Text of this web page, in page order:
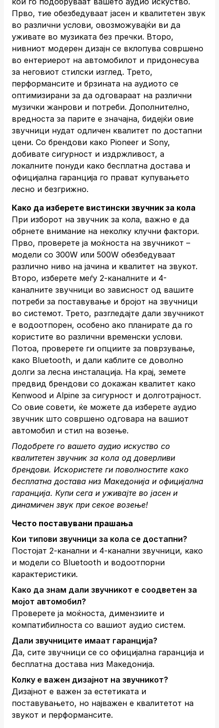
Прво, тие обезбедуваат јасен и квалитетен звук
во различни услови, овозможувајќи ви да
уживате во музиката без пречки. Второ,
нивниот модерен дизајн се вклопува совршено
во ентериерот на автомобилот и придонесува
за неговиот стилски изглед. Трето,
перформансите и брзината на аудиото се
оптимизирани за да одговараат на различни
музички жанрови и потреби. Дополнително,
вредноста за парите е значајна, бидејќи овие
звучници нудат одличен квалитет по достапни
цени. Со брендови како Pioneer и Sony,
добивате сигурност и издржливост, а
локалните понуди како бесплатна достава и
официјална гаранција го прават купувањето
лесно и безгрижно.
Како да изберете вистински звучник за кола
При изборот на звучник за кола, важно е да
обрнете внимание на неколку клучни фактори.
Прво, проверете ја моќноста на звучникот –
модели со 300W или 500W обезбедуваат
различно ниво на јачина и квалитет на звукот.
Второ, изберете меѓу 2-каналните и 4-
каналните звучници во зависност од вашите
потреби за поставување и бројот на звучници
во системот. Трето, разгледајте дали звучникот
е водоотпорен, особено ако планирате да го
користите во различни временски услови.
Потоа, проверете ги опциите за поврзување,
како Bluetooth, и дали каблите се доволно
долги за лесна инсталација. На крај, земете
предвид брендови со докажан квалитет како
Kenwood и Alpine за сигурност и долготрајност.
Со овие совети, ќе можете да изберете аудио
звучник што совршено одговара на вашиот
автомобил и стил на возење.
Подобрете го вашето аудио искуство со
квалитетен звучник за кола од доверливи
брендови. Искористете ги поволностите како
бесплатна достава низ Македонија и официјална
гаранција. Купи сега и уживајте во јасен и
динамичен звук при секое возење!
Често поставувани прашања
Кои типови звучници за кола се достапни?
Постојат 2-канални и 4-канални звучници, како
и модели со Bluetooth и водоотпорни
карактеристики.
Како да знам дали звучникот е соодветен за
мојот автомобил?
Проверете ја моќноста, димензиите и
компатибилноста со вашиот аудио систем.
Дали звучниците имаат гаранција?
Да, сите звучници се со официјална гаранција и
бесплатна достава низ Македонија.
Колку е важен дизајнот на звучникот?
Дизајнот е важен за естетиката и
поставувањето, но најважен е квалитетот на
звукот и перформансите.